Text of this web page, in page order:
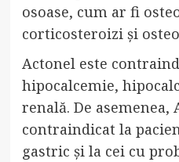
osoase, cum ar fi
corticosteroizi și
Actonel este
hipocalcemie,
renală. De asemenea,
contraindicat la
gastric și la cei cu